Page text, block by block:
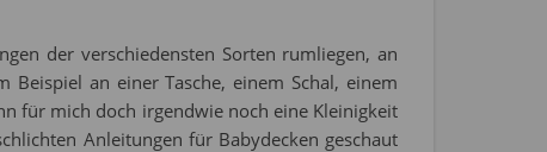
der verschiedensten Sorten rumliegen, an
an einer Tasche, einem Schal, einem
für mich doch irgendwie noch eine Kleinigkeit
Anleitungen für Babydecken geschaut